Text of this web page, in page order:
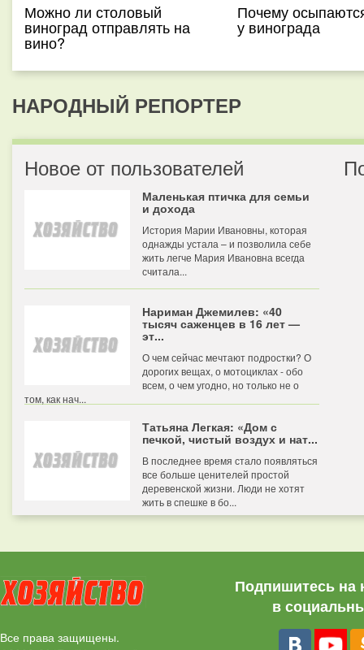
Можно ли столовый
виноград отправлять на
вино?
Почему
у винограда
НАРОДНЫЙ РЕПОРТЕР
Новое от пользователей
Маленькая птичка для семьи
и дохода
История Марии Ивановны, которая
однажды устала – и позволила себе
жить легче Мария Ивановна всегда
считала...
Нариман Джемилев: «40
тысяч саженцев в 16 лет —
эт...
О чем сейчас мечтают подростки? О
дорогих вещах, о мотоциклах - обо
всем, о чем угодно, но только не о
том, как нач...
Татьяна Легкая: «Дом с
печкой, чистый воздух и нат...
В последнее время стало появляться
все больше ценителей простой
деревенской жизни. Люди не хотят
жить в спешке в бо...
Все права защищены.
Подпишитесь на
в